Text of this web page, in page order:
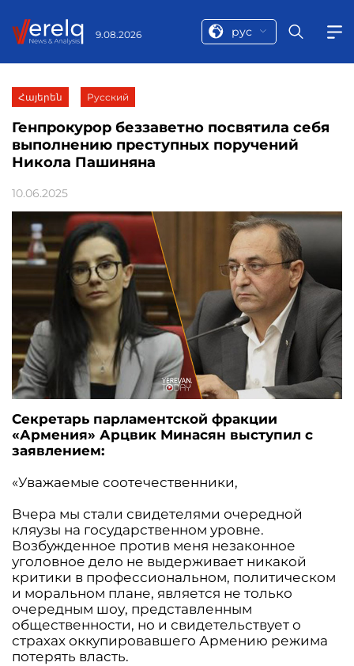
9.08.2026 рус
Հայերեն Русский
Генпрокурор беззаветно посвятила себя
выполнению преступных поручений
Никола Пашиняна
10.06.2025
Секретарь парламентской фракции
«Армения» Арцвик Минасян выступил с
заявлением:
«Уважаемые соотечественники,
Вчера мы стали свидетелями очередной
кляузы на государственном уровне.
Возбужденное против меня незаконное
уголовное дело не выдерживает никакой
критики в профессиональном, политическом
и моральном плане, является не только
очередным шоу, представленным
общественности, но и свидетельствует о
страхах оккупировавшего Армению режима
потерять власть.